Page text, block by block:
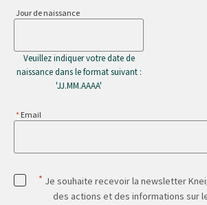
Jour de naissance
Veuillez indiquer votre date de
naissance dans le format suivant :
'JJ.MM.AAAA'
Email
* Je souhaite recevoir la newsletter
des actions et des informations sur